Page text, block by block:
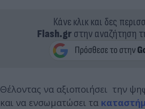
Κάνε κλικ και δες
Flash.grστην αναζήτηση
Θέλοντας να αξιοποιήσει την
και να ενσωματώσει τα